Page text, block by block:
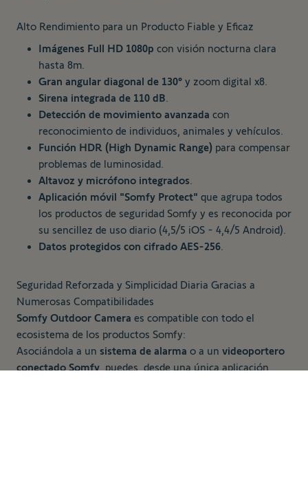
Alto Rendimiento para un Producto Fiable y Eficaz
Imágenes Full HD 1080p con visión nocturna clara
hasta 8m.
Gran angular diagonal de 130° y zoom digital x8.
Sirena integrada de 110 dB
Detección de movimiento avanzada con
reconocimiento de individuos, animales y vehículos.
Función HDR (High Dynamic Range) para compensar
problemas de luminosidad.
Altavoz y micrófono integrados
Aplicación móvil "Somfy Protect" que agrupa todos
los productos de seguridad Somfy y es reconocida por
su sencillez de uso diario (4,5/5 iOS - 4,4/5 Android).
Datos protegidos con cifrado AES-256
Seguridad Reforzada y Simplicidad Diaria Gracias a
Numerosas Compatibilidades
Somfy Outdoor Camera es compatible con todo el
ecosistema de los productos Somfy:
Asociándola a un sistema de alarma o a un videoportero
conectado Somfy , puedes, desde una única aplicación